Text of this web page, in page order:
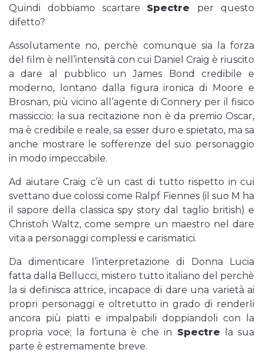
Quindi dobbiamo scartare Spectre per questo
difetto?
Assolutamente no, perchè comunque sia la forza
del film è nell’intensità con cui Daniel Craig è riuscito
a dare al pubblico un James Bond credibile e
moderno, lontano dalla figura ironica di Moore e
Brosnan, più vicino all’agente di Connery per il fisico
massiccio; la sua recitazione non è da premio Oscar,
ma è credibile e reale, sa esser duro e spietato, ma sa
anche mostrare le sofferenze del suo personaggio
in modo impeccabile.
Ad aiutare Craig c’è un cast di tutto rispetto in cui
svettano due colossi come Ralpf Fiennes (il suo M ha
il sapore della classica spy story dal taglio british) e
Christoh Waltz, come sempre un maestro nel dare
vita a personaggi complessi e carismatici.
Da dimenticare l’interpretazione di Donna Lucia
fatta dalla Bellucci, mistero tutto italiano del perchè
la si definisca attrice, incapace di dare una varietà ai
propri personaggi e oltretutto in grado di renderli
ancora più piatti e impalpabili doppiandoli con la
propria voce; la fortuna è che in Spectre la sua
parte è estremamente breve.